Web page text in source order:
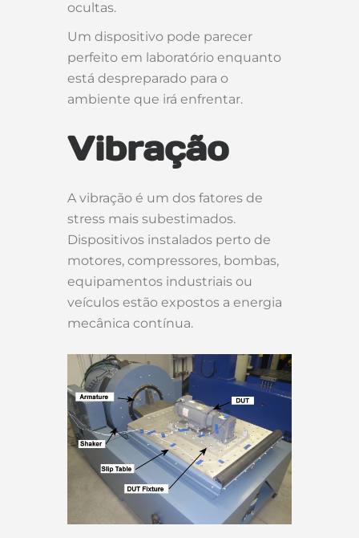
ocultas.
Um dispositivo pode parecer
perfeito em laboratório enquanto
está despreparado para o
ambiente que irá enfrentar.
Vibração
A vibração é um dos fatores de
stress mais subestimados.
Dispositivos instalados perto de
motores, compressores, bombas,
equipamentos industriais ou
veículos estão expostos a energia
mecânica contínua.